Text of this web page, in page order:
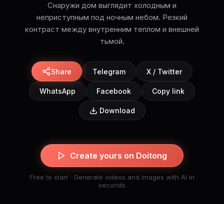
Снаружи дом выглядит холодным и
неприступным под ночным небом. Резкий
контраст между внутренним теплом и внешней
тьмой.
Share Telegram X / Twitter
WhatsApp Facebook Copy link
Download
Create yours on Doitong
Free to start · Generate videos and images with AI in
seconds